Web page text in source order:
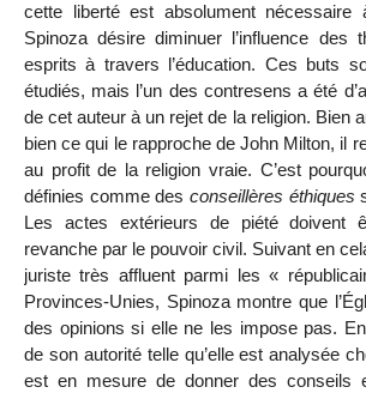
cette liberté est absolument nécessaire
Spinoza désire diminuer l’influence des
esprits à travers l’éducation. Ces buts
étudiés, mais l’un des contresens a été
de cet auteur à un rejet de la religion. Bien
bien ce qui le rapproche de John Milton, il
au profit de la religion vraie. C’est
définies comme des conseillères éthiques
Les actes extérieurs de piété doivent
revanche par le pouvoir civil. Suivant en
juriste très affluent parmi les «
Provinces-Unies, Spinoza montre que
des opinions si elle ne les impose pas.
de son autorité telle qu’elle est analysée
est en mesure de donner des conseils